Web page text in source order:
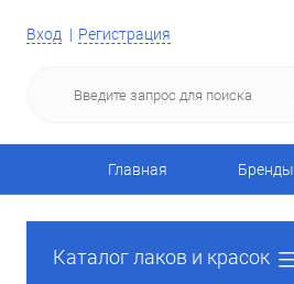
Вход Регистрация
Главная Бренды
Каталог лаков и красок